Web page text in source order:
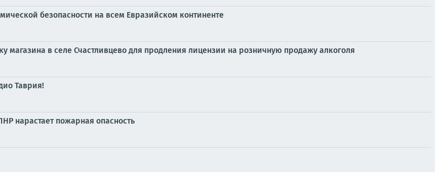
безопасности на всем Евразийском континенте
магазина в селе Счастливцево для продления лицензии на розничную продажу алкоголя
Таврия!
нарастает пожарная опасность